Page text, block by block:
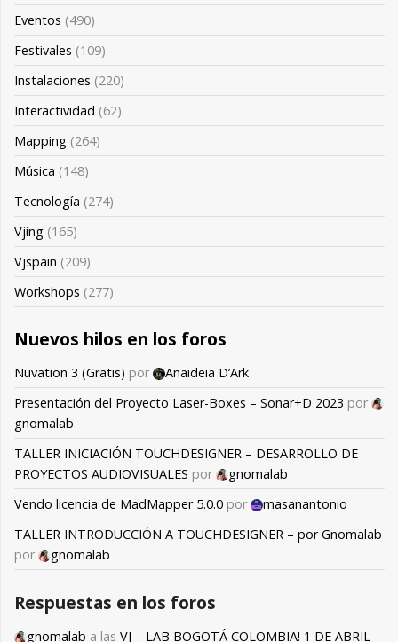
Eventos (490)
Festivales (109)
Instalaciones (220)
Interactividad (62)
Mapping (264)
Música (148)
Tecnología (274)
Vjing (165)
Vjspain (209)
Workshops (277)
Nuevos hilos en los foros
Nuvation 3 (Gratis) por
Anaideia D’Ark
Presentación del Proyecto Laser-Boxes – Sonar+D 2023 por
gnomalab
TALLER INICIACIÓN TOUCHDESIGNER – DESARROLLO DE
PROYECTOS AUDIOVISUALES por
gnomalab
Vendo licencia de MadMapper 5.0.0 por
masanantonio
TALLER INTRODUCCIÓN A TOUCHDESIGNER – por Gnomalab
por
gnomalab
Respuestas en los foros
gnomalab a las VJ – LAB BOGOTÁ COLOMBIA! 1 DE ABRIL